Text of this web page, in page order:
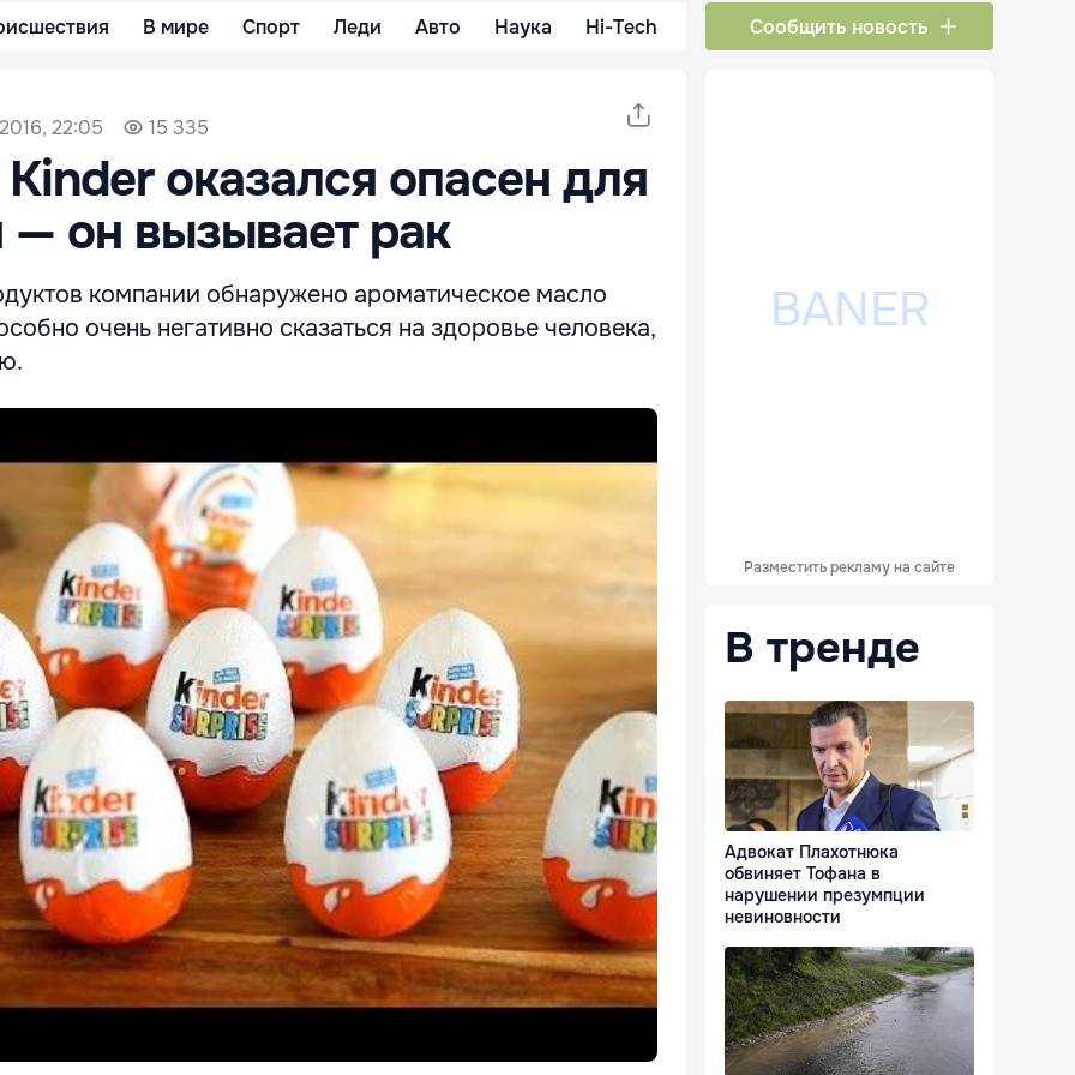
В мире Спорт Леди Авто Наука Hi-Tech Сообщить новость
22:05 15 335
оказался опасен для
— он вызывает рак
компании обнаружено ароматическое масло
очень негативно сказаться на здоровье человека,
Разместить рекламу на сайте
В тренде
Адвокат Плахотнюка
обвиняет Тофана в
нарушении презумпции
невиновности